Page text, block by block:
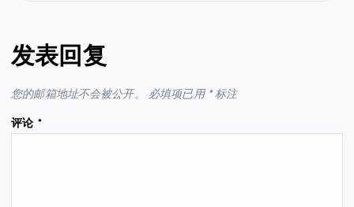
发表回复
您的邮箱地址不会被公开。 必填项已用 *标注
评论 *